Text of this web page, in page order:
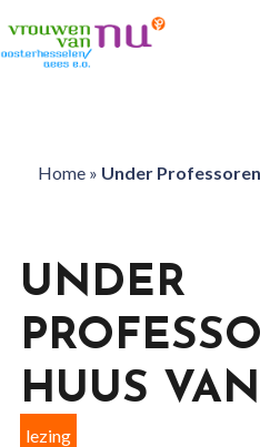
Home» Under
UNDER
HUUS
lezing